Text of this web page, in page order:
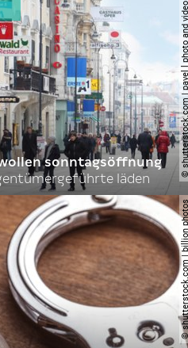
©
sonntagsöffnung
läden
©